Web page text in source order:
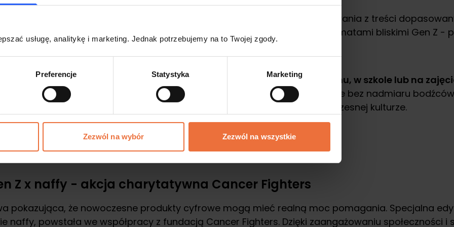
usługę, analitykę i marketing. Jednak potrzebujemy na to Twojej zgody.
Preferencje Statystyka Marketing
Zezwól na wybór Zezwól na wszystkie
druku, to odpowiedź na potrzebę oderwania się od ekranów bez rezygnowania z treści
w wersji do druku łączą klasyczną formę papierowej łamigłówki z tematami bliskimi Gen Z
mediów.
w wysokiej jakości, dzięki czemu można je wygodnie wydrukować w domu, w szkole lub na
się zarówno jako forma rozrywki, jak i narzędzie edukacyjne, które angażuje bez nadmiaru
analogowe doświadczenie z treściami w pełni osadzonymi we współczesnej kulturze.
Z x naffy - akcja charytatywna Cancer Fighters
pokazująca, że nowoczesne produkty cyfrowe mogą mieć realną moc pomagania. Specjalna
naffy, powstała we współpracy z fundacją Cancer Fighters. Dzięki zaangażowaniu społeczności i